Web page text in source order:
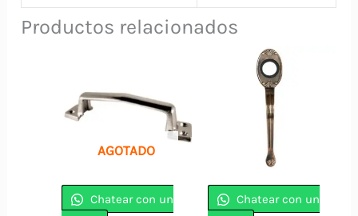
Productos relacionados
AGOTADO
Chatear con un Chatear con un